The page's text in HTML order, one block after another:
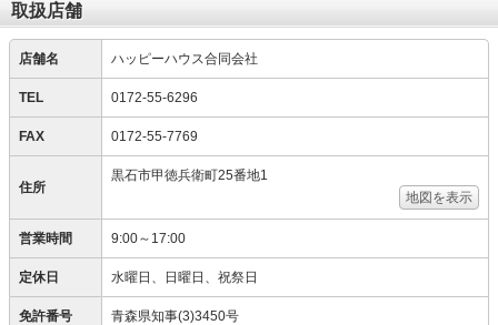
取扱店舗
店舗名 ハッピーハウス合同会社
TEL 0172-55-6296
FAX 0172-55-7769
住所
黒石市甲徳兵衛町25番地1
地図を表示
営業時間 9:00～17:00
定休日 水曜日、日曜日、祝祭日
免許番号 青森県知事(3)3450号